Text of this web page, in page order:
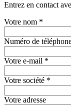
Entrez en contact
Votre nom *
Numéro de
Votre e-mail *
Votre société *
Votre adresse